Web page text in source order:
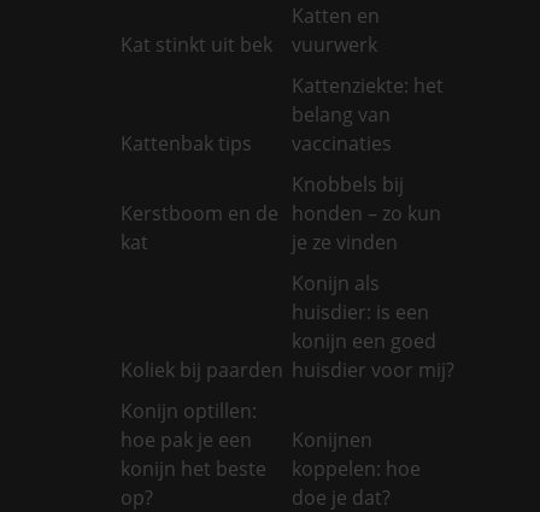
Kat stinkt uit bek
Katten en
vuurwerk
Kattenbak tips
Kattenziekte: het
belang van
vaccinaties
Kerstboom en de
kat
Knobbels bij
honden – zo kun
je ze vinden
Koliek bij paarden
Konijn als
huisdier: is een
konijn een goed
huisdier voor mij?
Konijn optillen:
hoe pak je een
konijn het beste
op?
Konijnen
koppelen: hoe
doe je dat?